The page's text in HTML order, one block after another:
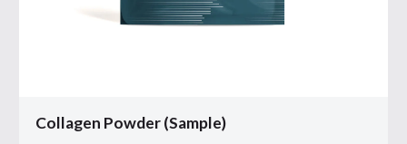
Collagen Powder (Sample)